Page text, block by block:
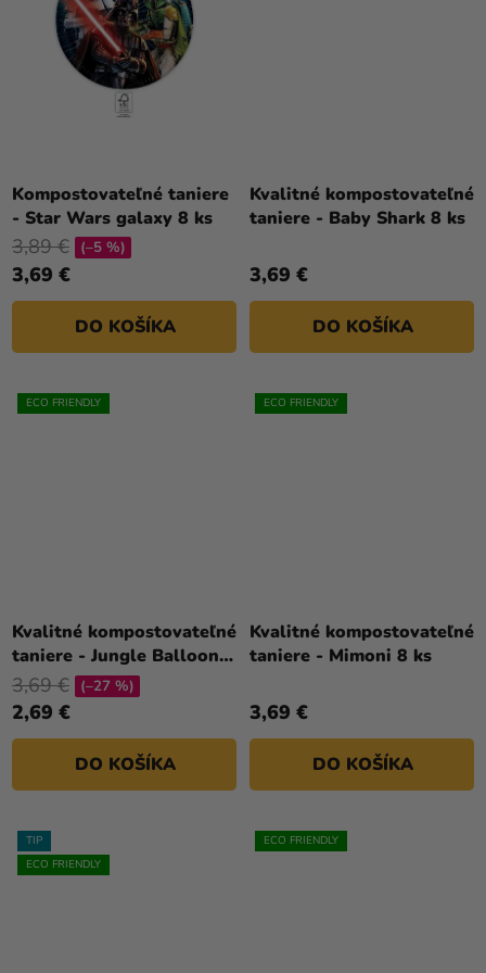
Kompostovateľné taniere
- Star Wars galaxy 8 ks
3,69 €
3,89 € (–5 %)
DO KOŠÍKA
Kvalitné kompostovateľné
taniere - Baby Shark 8 ks
3,69 €
DO KOŠÍKA
ECO FRIENDLY
Kvalitné kompostovateľné
taniere - Jungle Balloons
8 ks
2,69 €
3,69 € (–27 %)
DO KOŠÍKA
ECO FRIENDLY
Kvalitné kompostovateľné
taniere - Mimoni 8 ks
3,69 €
DO KOŠÍKA
TIP
ECO FRIENDLY
ECO FRIENDLY